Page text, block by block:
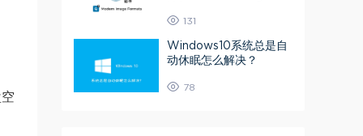
VIF或Webp
131
Windows10系统总是自
动休眠怎么解决？
78